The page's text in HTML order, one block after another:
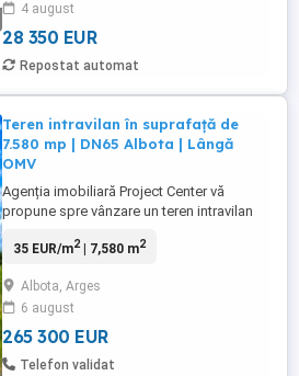
la limita proprietatii. Pret vanzare - 45
euro/mp! Vizionarile ...
4 august
28 350 EUR
Repostat automat
Teren intravilan în suprafață de
7.580 mp | DN65 Albota | Lângă
OMV
Agenția imobiliară Project Center vă
propune spre vânzare un teren intravilan
stradal la DN65, în Albota, în imediata
mai circulate și vizibile zone comerciale
din apropierea municipiului Pitești. Cu o
suprafață totală de ...
35 EUR/m2| 7,580 m2
Albota, Arges
6 august
265 300 EUR
Telefon validat